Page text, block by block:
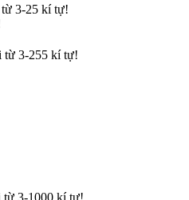
3-25 kí tự!
từ 3-255 kí tự!
từ 3-1000 kí tự!